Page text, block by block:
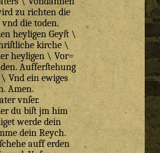
zu richten die
vnd die toden.
heyligen Geyſt \
kirche \
heyligen \ Vor=
Aufferſtehung
\ Vnd ein ewiges
Amen.
vnſer.
du biſt jm him
werde dein
dein Reych.
auff erden